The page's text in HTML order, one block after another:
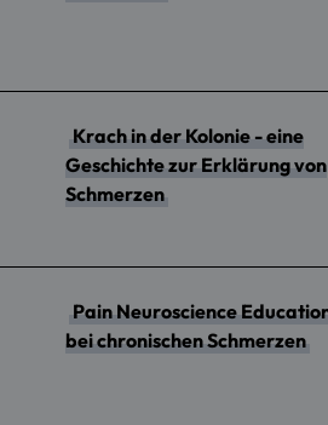
Krach in der Kolonie - eine
Geschichte zur Erklärung von
Schmerzen
Pain Neuroscience
bei chronischen Schmerzen